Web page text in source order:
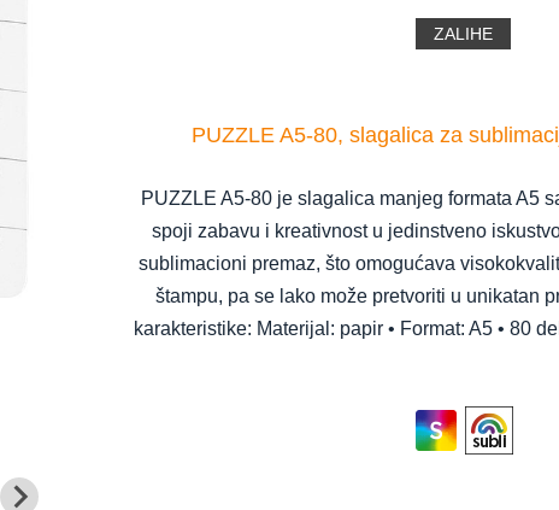
ZALIHE
PUZZLE A5-80, slagalica za
PUZZLE A5-80 je slagalica manjeg formata A5
spoji zabavu i kreativnost u jedinstveno
sublimacioni premaz, što omogućava
štampu, pa se lako može pretvoriti u unikatan
karakteristike: Materijal: papir • Format: A5 • 80